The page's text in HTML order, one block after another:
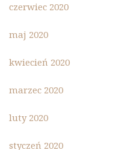
czerwiec 2020
maj 2020
kwiecień 2020
marzec 2020
luty 2020
styczeń 2020